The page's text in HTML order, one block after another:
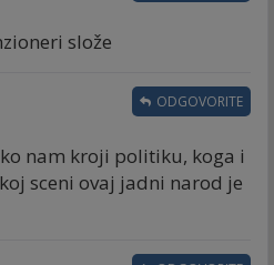
slože
nam kroji politiku, koga i
sceni ovaj jadni narod je
ODGOVORITE